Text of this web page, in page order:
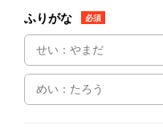
ふりがな 必須